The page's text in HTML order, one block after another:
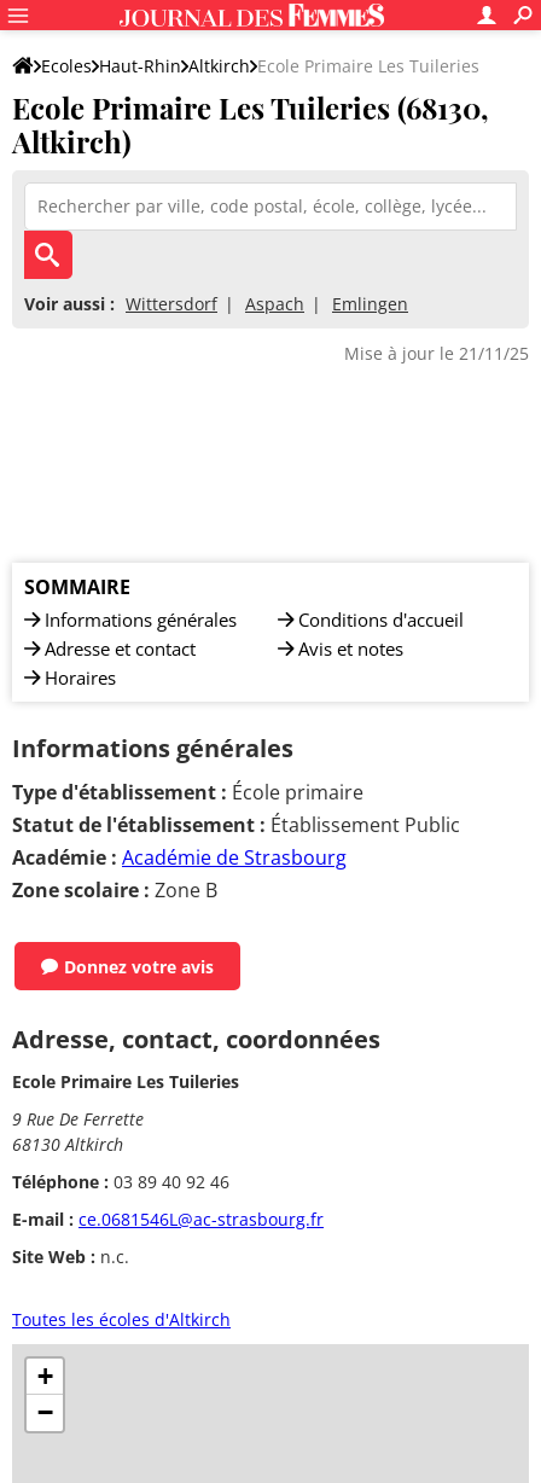
Ecoles Haut-Rhin Altkirch Ecole Primaire Les Tuileries
Ecole Primaire Les Tuileries (68130,
Altkirch)
Voir aussi : Wittersdorf Aspach Emlingen
Mise à jour le 21/11/25
SOMMAIRE
Informations générales
Adresse et contact
Horaires
Conditions d'accueil
Avis et notes
Informations générales
Type d'établissement : École primaire
Statut de l'établissement : Établissement Public
Académie : Académie de Strasbourg
Zone scolaire : Zone B
Donnez votre avis
Adresse, contact, coordonnées
Ecole Primaire Les Tuileries
9 Rue De Ferrette
68130 Altkirch
Téléphone : 03 89 40 92 46
E-mail : ce.0681546L@ac-strasbourg.fr
Site Web : n.c.
Toutes les écoles d'Altkirch
+
−